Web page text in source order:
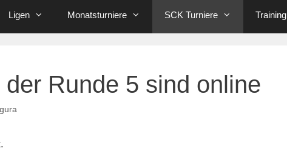
Ligen Monatsturniere SCK Turniere Training
Runde 5 sind online